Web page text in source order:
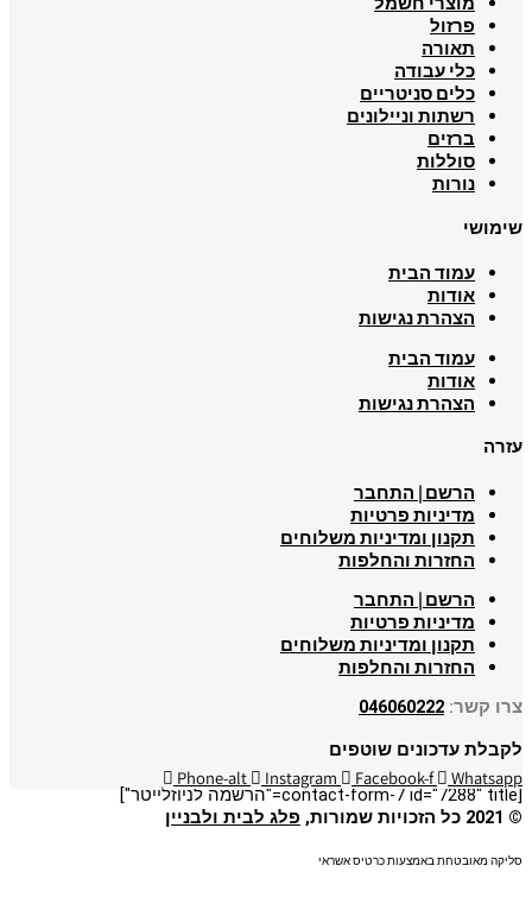
פרזול
תאורה
כלי עבודה
כלים סניטריים
רשתות וניילונים
ברזים
סוללות
נורות
שימושי
עמוד הבית
אודות
הצהרת נגישות
עמוד הבית
אודות
הצהרת נגישות
עזרה
הרשם | התחבר
מדיניות פרטיות
תקנון ומדיניות משלוחים
החזרות והחלפות
הרשם | התחבר
מדיניות פרטיות
תקנון ומדיניות משלוחים
החזרות והחלפות
צרו קשר: 046060222
לקבלת עדכונים שוטפים
[contact-form-7 id="7288" title="הרשמה לניוזלייטר"]
Phone-alt Instagram Facebook-f Whatsapp
© 2021 כל הזכויות שמורות, פלג לבית ולבניין
סליקה מאובטחת באמצעות כרטיס אשראי